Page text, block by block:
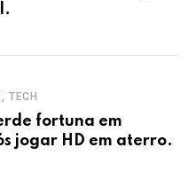
TECH
fortuna em
jogar HD em aterro.